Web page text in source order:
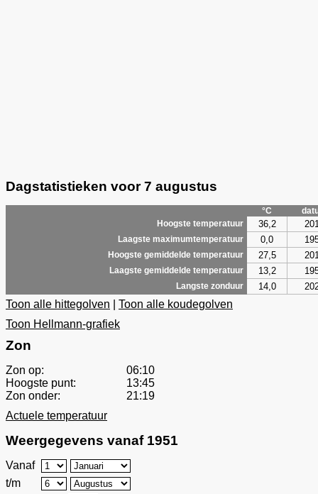
Dagstatistieken voor 7 augustus
°C
Hoogste temperatuur
36,2
Laagste maximumtemperatuur 0,0
Hoogste gemiddelde temperatuur 27,5
Laagste gemiddelde temperatuur 13,2
Langste zonduur 14,0
Toon alle hittegolven
Toon alle koudegolven
Toon Hellmann-grafiek
Zon
Zon op:
06:10
Hoogste punt:
13:45
Zon onder:
21:19
Actuele temperatuur
Weergegevens vanaf 1951
Vanaf
t/m